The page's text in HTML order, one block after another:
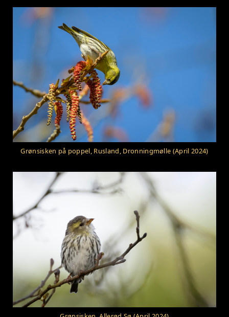
Grønsisken på poppel, Rusland, Dronningmølle (April 2024)